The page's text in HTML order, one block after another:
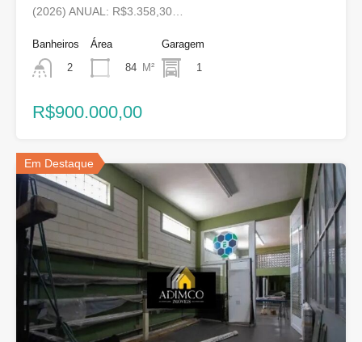
(2026) ANUAL: R$3.358,30…
Banheiros
2
Área
84 M²
Garagem
1
R$900.000,00
Em Destaque